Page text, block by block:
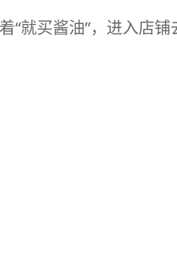
“就买酱油”，进入店铺